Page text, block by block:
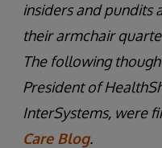
insiders and pundits
their armchair
The following
President of
InterSystems, were
Care Blog.